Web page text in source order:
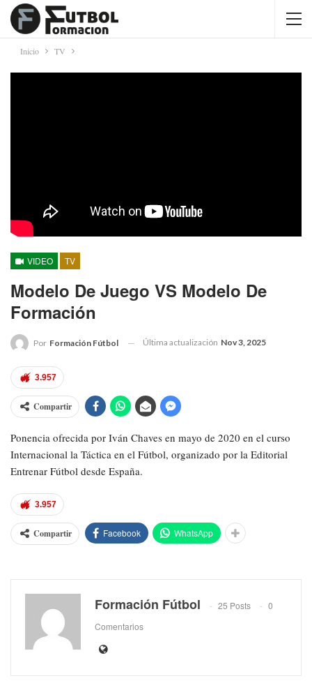
Inicio TV
VIDEO TV
Modelo De Juego VS Modelo De
Formación
Por Formación Fútbol Última actualización Nov 3, 2025
3.957
Compartir
Ponencia ofrecida por Iván Chaves en mayo de 2020 en el curso
Internacional la Táctica en el Fútbol, organizado por la Editorial
Entrenar Fútbol desde España.
3.957
Compartir Facebook WhatsApp
Formación Fútbol 25 Posts
0
Comentarios